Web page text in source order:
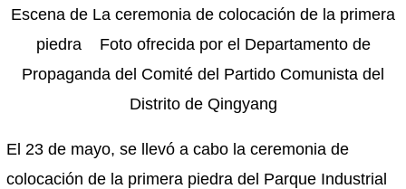
Escena de La ceremonia de colocación de la primera
piedra Foto ofrecida por el Departamento de
Propaganda del Comité del Partido Comunista del
Distrito de Qingyang
El 23 de mayo, se llevó a cabo la ceremonia de
colocación de la primera piedra del Parque Industrial